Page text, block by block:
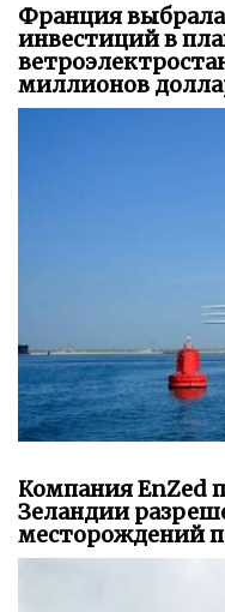
Франция
инвестиций в
миллионов
Компания EnZed
Зеландии
месторождений